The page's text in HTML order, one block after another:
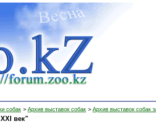
собак > Архив выставок собак > Архив выставок собак
век"